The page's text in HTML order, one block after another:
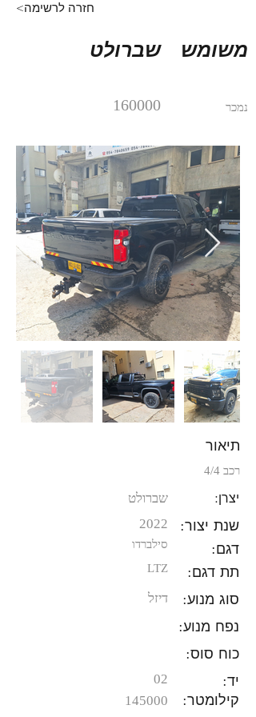
<חזרה לרשימה
שברולט משומש
160000 נמכר
תיאור
רכב 4/4
שברולט יצרן:
2022 שנת יצור:
סילברדו דגם:
LTZ תת דגם:
דיזל
סוג מנוע:
נפח מנוע:
כוח סוס:
02 יד:
145000 קילומטר: